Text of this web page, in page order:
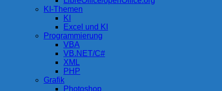
KI-Themen
KI
Excel und KI
Programmierung
VBA
VB.NET/C#
XML
PHP
Grafik
Photoshop